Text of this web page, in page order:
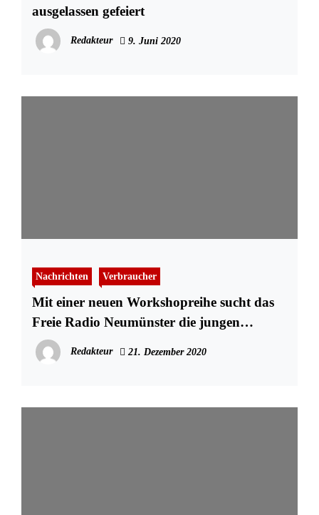
ausgelassen gefeiert
Redakteur 9. Juni 2020
Nachrichten Verbraucher
Mit einer neuen Workshopreihe sucht das
Freie Radio Neumünster die jungen
Stimmen in Neumünster
Redakteur 21. Dezember 2020